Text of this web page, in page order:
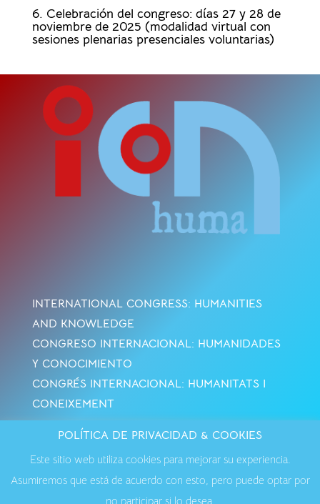
6. Celebración del congreso: días 27 y 28 de
noviembre de 2025 (modalidad virtual con
sesiones plenarias presenciales voluntarias)
INTERNATIONAL CONGRESS: HUMANITIES
AND KNOWLEDGE
CONGRESO INTERNACIONAL: HUMANIDADES
Y CONOCIMIENTO
CONGRÉS INTERNACIONAL: HUMANITATS I
CONEIXEMENT
Privacidad·Contactar
POLÍTICA DE PRIVACIDAD & COOKIES
Este sitio web utiliza cookies para mejorar su experiencia.
Asumiremos que está de acuerdo con esto, pero puede optar por
no participar si lo desea.